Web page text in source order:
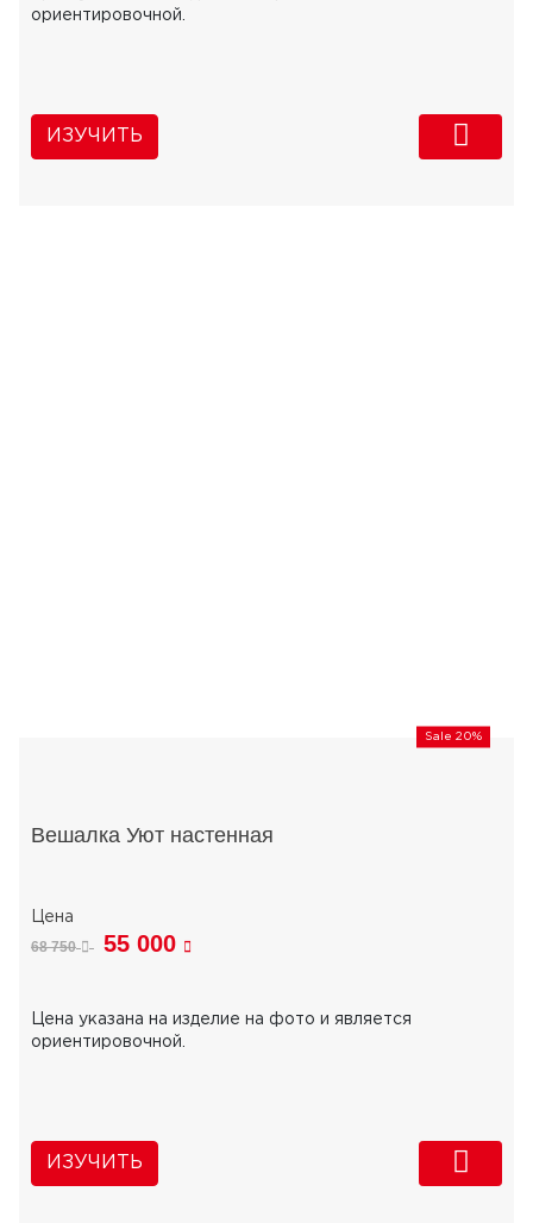
ориентировочной.
ИЗУЧИТЬ
Sale 20%
Вешалка Уют настенная
68 750 55 000
Цена указана на изделие на фото и является
ориентировочной.
ИЗУЧИТЬ